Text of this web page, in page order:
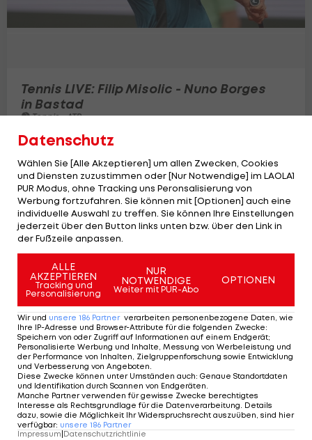
Tennis LIVE: Filip Misolic - Nuno Borges
in Bastad
Tennis - ATP
Top 100 winken: Misolic übersteht in
Bastad erste Runde
Datenschutz
Wählen Sie [Alle Akzeptieren] um allen Zwecken, Cookies
und Diensten zuzustimmen oder [Nur Notwendige] im LAOLA1
PUR Modus, ohne Tracking uns Peronsalisierung von
Werbung fortzufahren. Sie können mit [Optionen] auch eine
individuelle Auswahl zu treffen. Sie können Ihre Einstellungen
jederzeit über den Button links unten bzw. über den Link in
der Fußzeile anpassen.
ALLE
AKZEPTIEREN
Tracking und
Personalisierung
NUR
NOTWENDIGE
Weiter mit PUR-Abo
OPTIONEN
Wir und unsere 186 Partner verarbeiten personenbezogene Daten, wie
Ihre IP-Adresse und Browser-Attribute für die folgenden Zwecke:
Speichern von oder Zugriff auf Informationen auf einem Endgerät;
Personalisierte Werbung und Inhalte, Messung von Werbeleistung und
der Performance von Inhalten, Zielgruppenforschung sowie Entwicklung
und Verbesserung von Angeboten.
Diese Zwecke können unter Umständen auch: Genaue Standortdaten
und Identifikation durch Scannen von Endgeräten.
Manche Partner verwenden für gewisse Zwecke berechtigtes
Interesse als Rechtsgrundlage für die Datenverarbeitung. Details
dazu, sowie die Möglichkeit Ihr Widerspruchsrecht auszuüben, sind hier
verfügbar: unsere 186 Partner
Impressum Datenschutzrichtlinie